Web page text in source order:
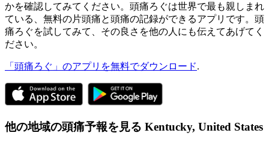
かを確認してみてください。頭痛ろぐは世界で最も親しまれ
ている、無料の片頭痛と頭痛の記録ができるアプリです。頭
痛ろぐを試してみて、その良さを他の人にも伝えてあげてく
ださい。
「頭痛ろぐ」のアプリを無料でダウンロード.
他の地域の頭痛予報を見る Kentucky, United States